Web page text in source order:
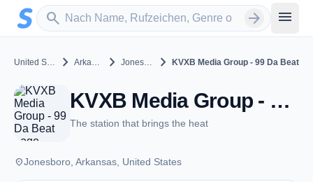
Zum Hauptinhalt springen
search
Sender suchen arrow_forward menu
United States chevron_right Arkansas chevron_right Jonesboro chevron_right KVXB Media Group - 99 Da Beat
KVXB Media Group - 99 Da Beat - Jonesboro, AR
The station that brings the heat
placeJonesboro, Arkansas, United States